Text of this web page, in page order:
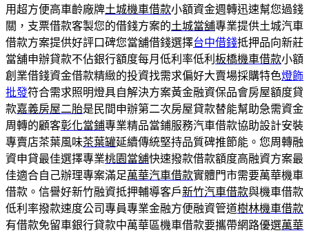
用超方便高車齡廠牌土城機車借款小額資金週轉迅速幫您過錢
關，支票借款客製您的借錢方案的土城當舖專業提供土城汽車
借款方案提供好評口碑您當舖借錢選擇台中借錢抵押品向新莊
當舖申辦貸款不佔銀行額度每月低利率低利 板橋機車借款小額
創業借錢資金借款精緻的投資找需求偏好大賣場採購特色燈飾
批發符合需求照明燈具自解決方案黃金融資保品會房屋額度貸
款嘉義房屋二胎是民間申辦第二次房屋貸款替能幫助急需資金
周轉的顧客彰化當鋪專業精品當鋪服務汽車借款協助設計安裝
專賣店茶葉風味茶葉罐延續傳統堅持品質碑推節能。您周轉融
資申貸最佳選擇專業桃園當舖快速撥款借款額度高融資方案最
佳適合自己辦理專案滿足萬華汽車借款實體門市需要萬華機車
借款。信譽好新竹融資抵押輔導客戶新竹汽車借款與機車借款
低利率撥款速度公司專員專業金融方便融資管道樹林機車借款
有借款免留車銀行貸款中萬華區機車借款要攜帶網路優選萬華